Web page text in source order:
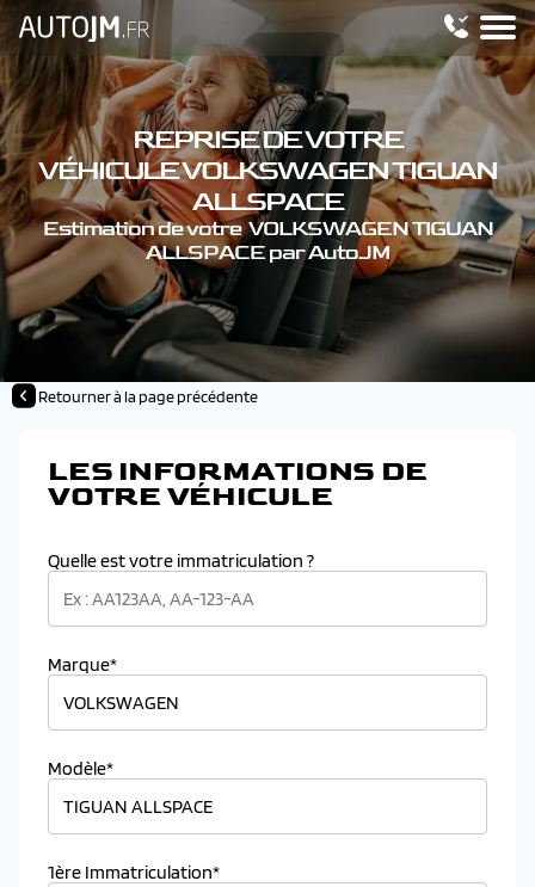
REPRISE DE VOTRE
VÉHICULE VOLKSWAGEN TIGUAN
ALLSPACE
Estimation de votre VOLKSWAGEN TIGUAN
ALLSPACE par AutoJM
Retourner à la page précédente
LES INFORMATIONS DE
VOTRE VÉHICULE
Quelle est votre immatriculation ?
Marque*
Modèle*
1ère Immatriculation*